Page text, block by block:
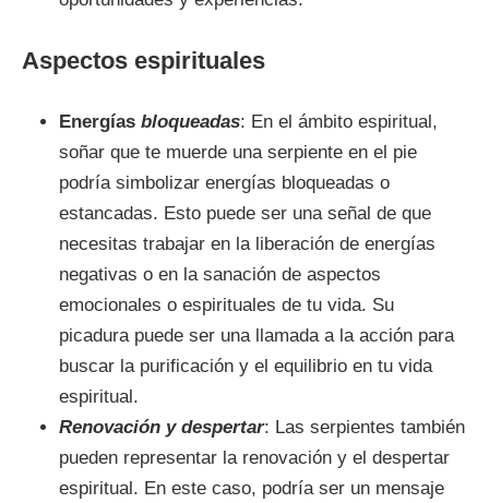
Aspectos espirituales
Energías bloqueadas: En el ámbito espiritual,
soñar que te muerde una serpiente en el pie
podría simbolizar energías bloqueadas o
estancadas. Esto puede ser una señal de que
necesitas trabajar en la liberación de energías
negativas o en la sanación de aspectos
emocionales o espirituales de tu vida. Su
picadura puede ser una llamada a la acción para
buscar la purificación y el equilibrio en tu vida
espiritual.
Renovación y despertar: Las serpientes también
pueden representar la renovación y el despertar
espiritual. En este caso, podría ser un mensaje